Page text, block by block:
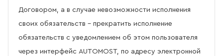
Договором, а в случае невозможности исполнения
своих обязательств – прекратить исполнение
обязательств с уведомлением об этом пользователя
через интерфейс AUTOMOST, по адресу электронной